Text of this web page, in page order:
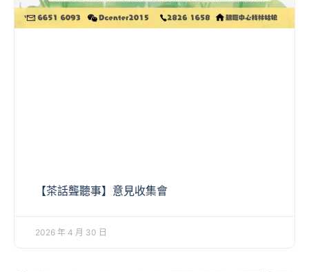
【茶話聾聽事】意見收集會
2026 年 4 月 30 日